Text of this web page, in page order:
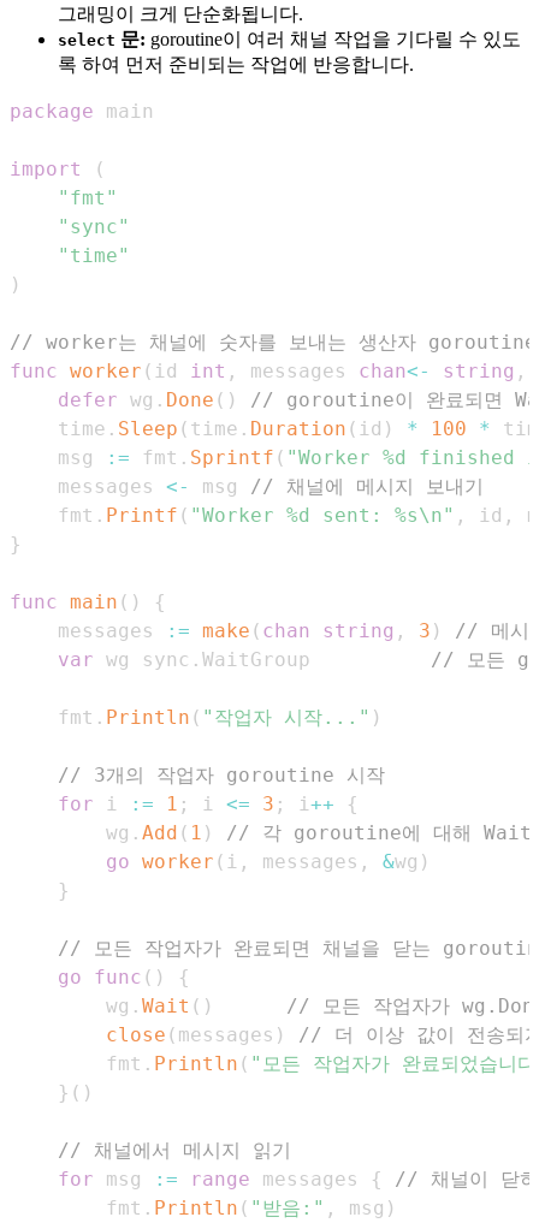
그래밍이 크게 단순화됩니다.
select 문: goroutine이 여러 채널 작업을 기다릴 수 있도
록 하여 먼저 준비되는 작업에 반응합니다.
package
import
(
"fmt"
"sync"
"time"
)
// worker는 채널에 숫자를 보내는 생산자 goroutine
func worker ( id int , messages chan<- string ,
defer wg . Done ( )
// goroutine이 완료되면
	time
. Sleep ( time . Duration ( id ) * 100 *
	msg
:= fmt . Sprintf ( "Worker %d
	messages
<- msg
// 채널에 메시지 보내기
	fmt
. Printf ( "Worker %d sent: %s\n" , id ,
}
func main ( )
{
	messages
:= make ( chan string , 3 )
// 메시
var wg sync . WaitGroup // 모든
	fmt
. Println ( "작업자 시작..." )
// 3개의 작업자 goroutine 시작
for i := 1 ; i <= 3 ; i ++
{
		wg
. Add ( 1 )
// 각 goroutine에 대해
go worker ( i , messages , &wg )
}
// 모든 작업자가 완료되면 채널을 닫는
go
func ( )
{
		wg
. Wait ( )
// 모든 작업자가
close ( messages )
// 더 이상 값이 전송되
		fmt
. Println ( "모든 작업자가 완료되었습니
} ( )
// 채널에서 메시지 읽기
for msg := range messages {
// 채널이 닫히
		fmt
. Println ( "받음:" , msg )